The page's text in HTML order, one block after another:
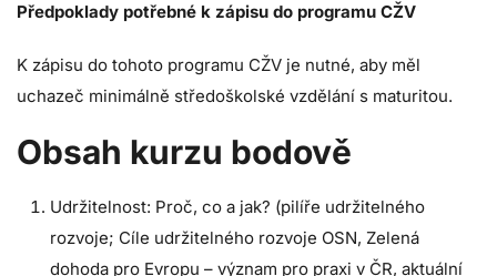
Předpoklady potřebné k zápisu do programu CŽV
K zápisu do tohoto programu CŽV je nutné, aby měl
uchazeč minimálně středoškolské vzdělání s maturitou.
Obsah kurzu bodově
Udržitelnost: Proč, co a jak? (pilíře udržitelného
rozvoje; Cíle udržitelného rozvoje OSN, Zelená
dohoda pro Evropu – význam pro praxi v ČR, aktuální